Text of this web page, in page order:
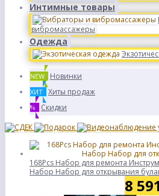
Интимные товары
вибромассажеры
Одежда
NEW Новинки
ХИТ Хиты продаж
% Скидки
168Pcs Набор для ремонта
Набор Набор для открывания
8 591